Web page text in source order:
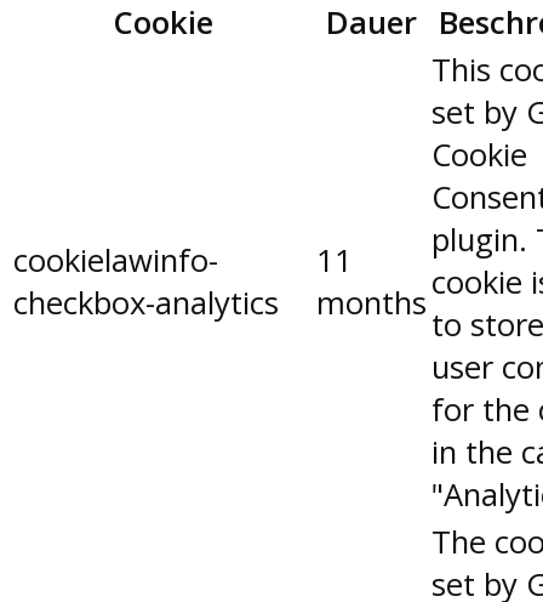
Cookie
Dauer
cookielawinfo-
checkbox-analytics
11
months
This
set by
Cookie
plugin.
cookie
to
user
for the
in the
The
set by